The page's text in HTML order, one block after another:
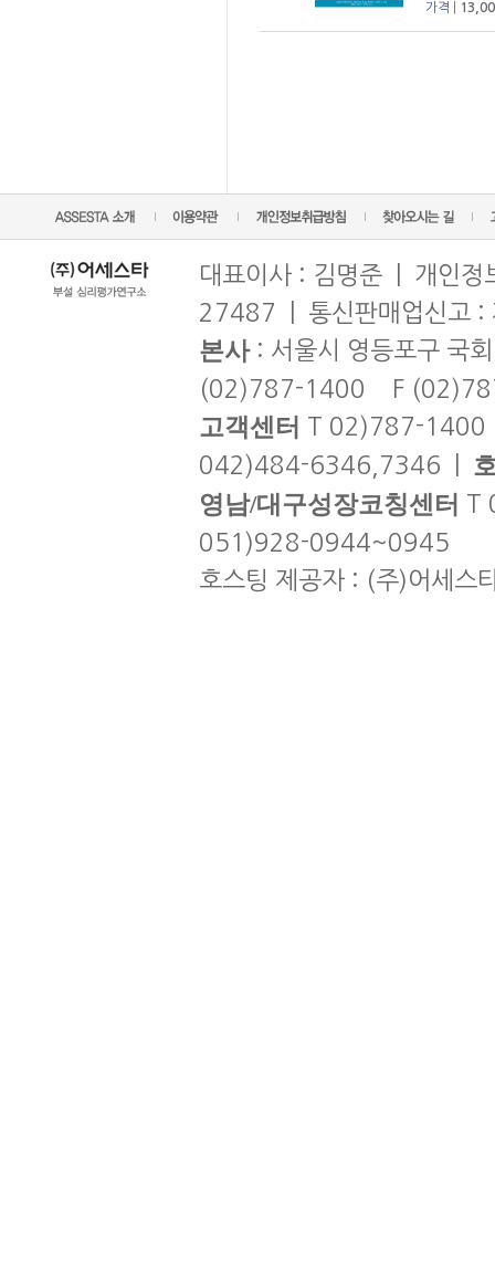
가격
대표이사 : 김명준 | 개인
27487 | 통신판매업신고
본사: 서울시 영등포구 국
(02)787-1400 F
고객센터 T 02)787-
042)484-6346,7346 |
영남/대구성장코칭센터 T
051)928-0944~0945
호스팅 제공자 : (주)어세